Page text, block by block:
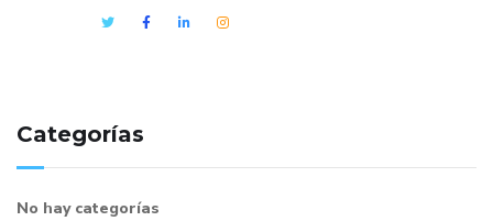
Categorías
No hay categorías